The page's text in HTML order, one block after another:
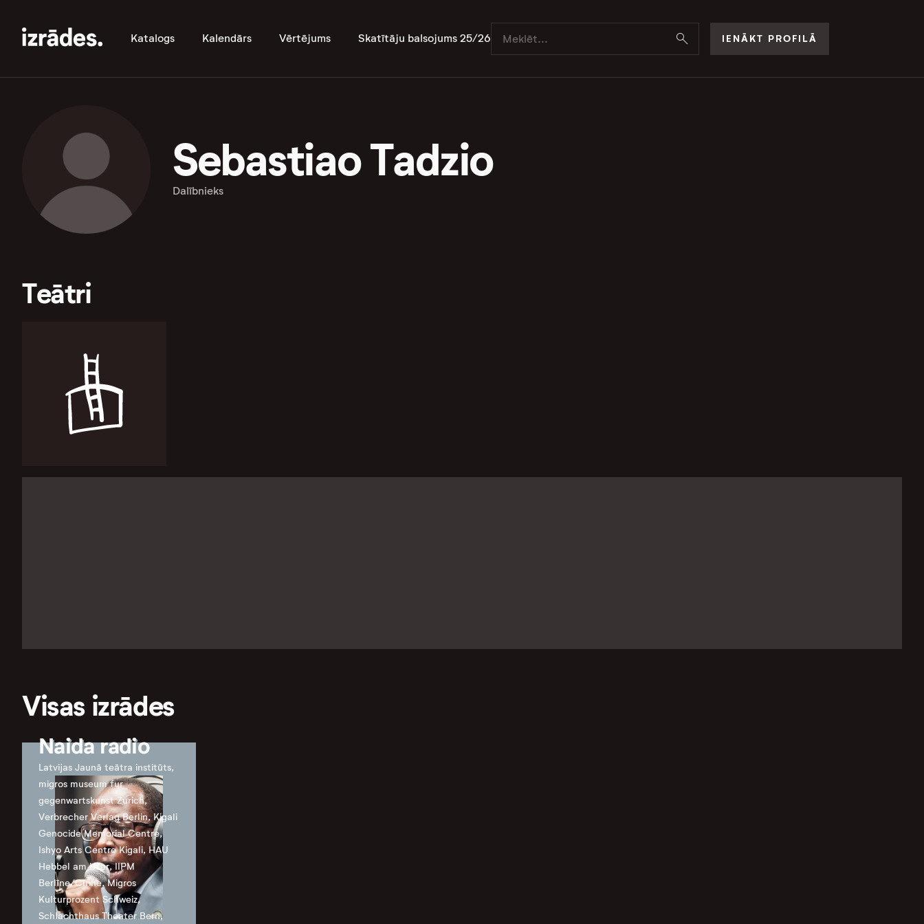
Katalogs Kalendārs Vērtējums Skatītāju balsojums 25/26 IENĀKT PROFILĀ
Sebastiao Tadzio
Dalībnieks
Teātri
Visas izrādes
Naida radio
Latvijas Jaunā teātra institūts,
migros museum fur
gegenwartskunst Zurich,
Verbrecher Verlag Berlin, Kigali
Genocide Memorial Centre,
Ishyo Arts Centre Kigali, HAU
Hebbel am Ufer, IIPM
Berlīne/Cīrihe, Migros
Kulturprozent Schweiz,
Schlachthaus Theater Bern,